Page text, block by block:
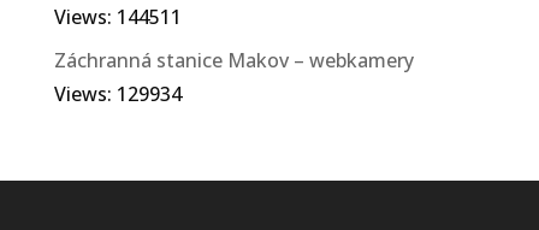
Views: 144511
Záchranná stanice Makov – webkamery
Views: 129934